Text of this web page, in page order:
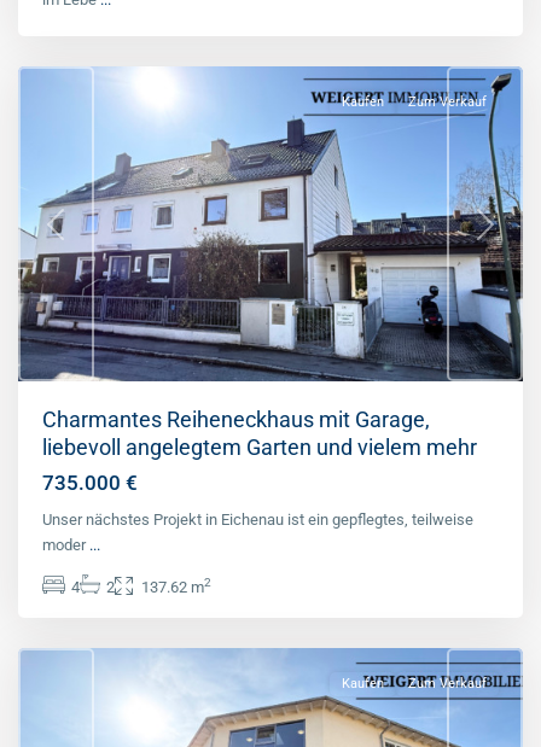
Previous Next
Kaufen Zum Verkauf
Charmantes Reiheneckhaus mit Garage,
liebevoll angelegtem Garten und vielem mehr
735.000 €
Unser nächstes Projekt in Eichenau ist ein gepflegtes, teilweise
moder ...
4 2 137.62 m2
Landkreis
Kaufen Zum Verkauf